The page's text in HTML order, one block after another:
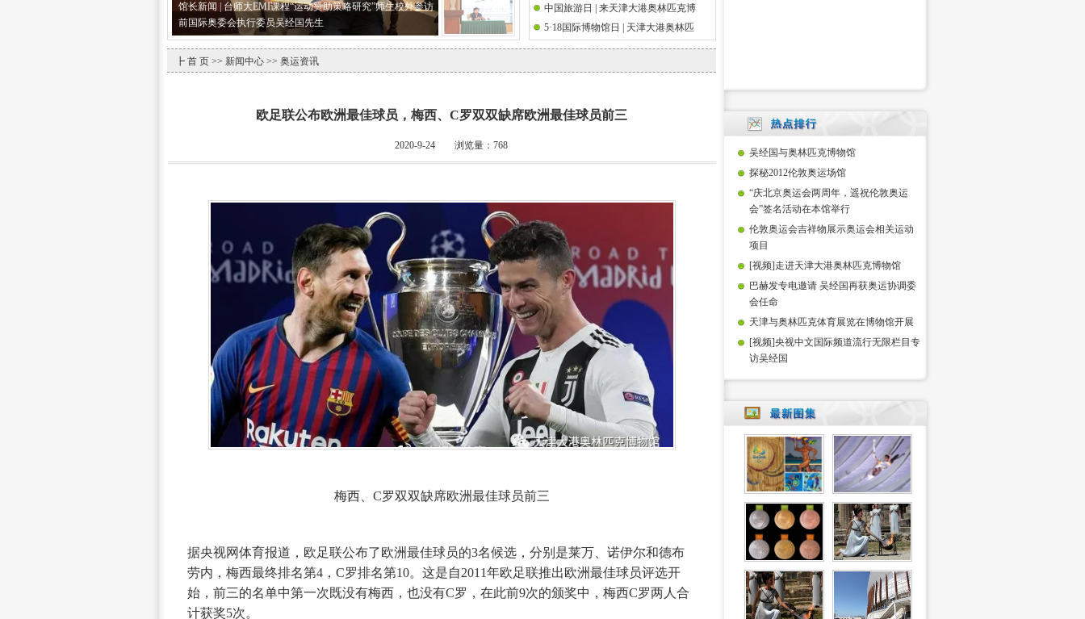
馆长新闻 | 台师大EMI课程“运动赞助策略研究”师生校外参访
前国际奥委会执行委员吴经国先生
直前
中国旅游日 | 来天津大港奥林匹克博
物馆邂逅奥运文脉
5·18国际博物馆日 | 天津大港奥林匹
克博物馆举办筑桥梁 传圣火奥运观
影系列活动
┣ 首 页 >> 新闻中心 >> 奥运资讯
欧足联公布欧洲最佳球员，梅西、C罗双双缺席欧洲最佳球员前三
2020-9-24 浏览量： 768
梅西、C罗双双缺席欧洲最佳球员前三
据央视网体育报道，欧足联公布了欧洲最佳球员的3名候选，分别是莱万、诺伊尔和德布
劳内，梅西最终排名第4，C罗排名第10。这是自2011年欧足联推出欧洲最佳球员评选开
始，前三的名单中第一次既没有梅西，也没有C罗，在此前9次的颁奖中，梅西C罗两人合
计获奖5次。
吴经国与奥林匹克博物馆
探秘2012伦敦奥运场馆
“庆北京奥运会两周年，遥祝伦敦奥运
会”签名活动在本馆举行
伦敦奥运会吉祥物展示奥运会相关运动
项目
[视频]走进天津大港奥林匹克博物馆
巴赫发专电邀请 吴经国再获奥运协调委
会任命
天津与奥林匹克体育展览在博物馆开展
[视频]央视中文国际频道流行无限栏目专
访吴经国